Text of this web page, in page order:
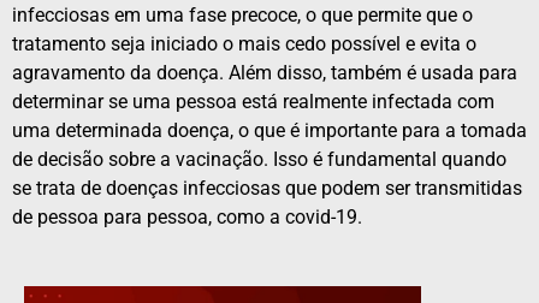
infecciosas em uma fase precoce, o que permite que o
tratamento seja iniciado o mais cedo possível e evita o
agravamento da doença. Além disso, também é usada para
determinar se uma pessoa está realmente infectada com
uma determinada doença, o que é importante para a tomada
de decisão sobre a vacinação. Isso é fundamental quando
se trata de doenças infecciosas que podem ser transmitidas
de pessoa para pessoa, como a covid-19.